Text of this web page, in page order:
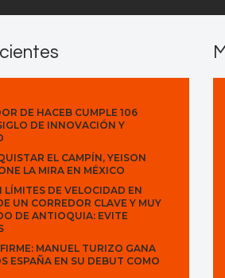
DE HACEB CUMPLE 106
DE INNOVACIÓN Y
EL CAMPÍN, YEISON
LA MIRA EN MÉXICO
LÍMITES DE VELOCIDAD EN
UN CORREDOR CLAVE Y MUY
DE ANTIOQUIA: EVITE
MANUEL TURIZO GANA
ESPAÑA EN SU DEBUT COMO